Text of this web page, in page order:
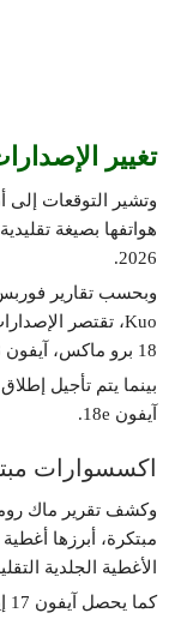
تغيير
وتشير التوقعات إلى
هواتفها بصيغة
2026.
18 برو ماكس، آيفون 18 إير، وآيفون 18 فولد القابل للطي.
آيفون 18e.
اكسسوارات
وكشف تقرير ماك
مبتكرة، أبرزها
الأغطية الجلدية